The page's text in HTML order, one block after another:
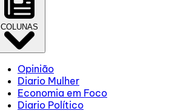
COLUNAS
Opinião
Diario Mulher
Economia em Foco
Diario Político